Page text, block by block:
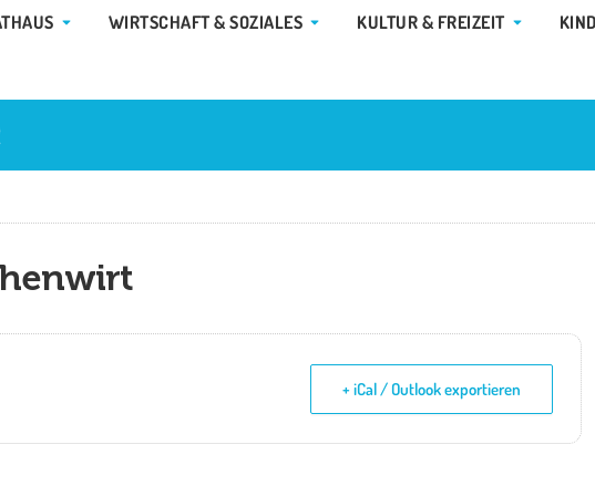
ÖFFNE GEMEINDE & RATHAUS
WIRTSCHAFT & SOZIALES ÖFFNE WIRTSCHAFT & SOZIALES
KULTUR & FREIZEIT ÖFFNE
+ iCal / Outlook exportieren